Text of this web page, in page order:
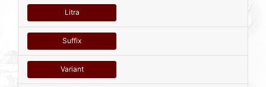
Litra
Suffix
Variant